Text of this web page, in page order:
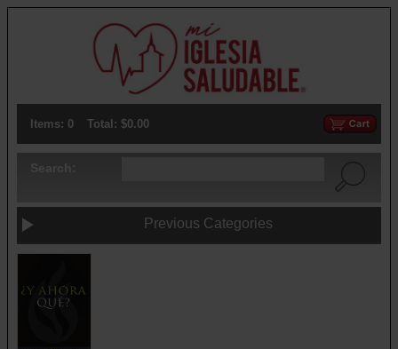
Items: 0 Total: $0.00
Previous Categories